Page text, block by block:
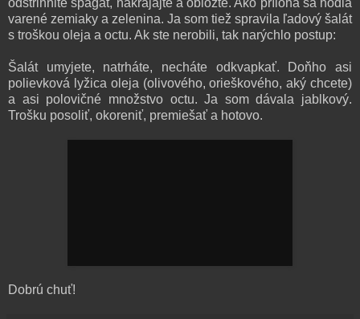
varené zemiaky a zelenina. Ja som tiež spravila ľadový šalát
s troškou oleja a octu. Ak ste nerobili, tak narýchlo postup:
Šalát umyjete, natrháte, necháte odkvapkať. Doňho asi
polievková lyžica oleja (olivového, orieškového, aký chcete)
a asi polovičné množstvo octu. Ja som dávala jablkový.
Trošku posoliť, okoreniť, premiešať a hotovo.
Dobrú chuť!